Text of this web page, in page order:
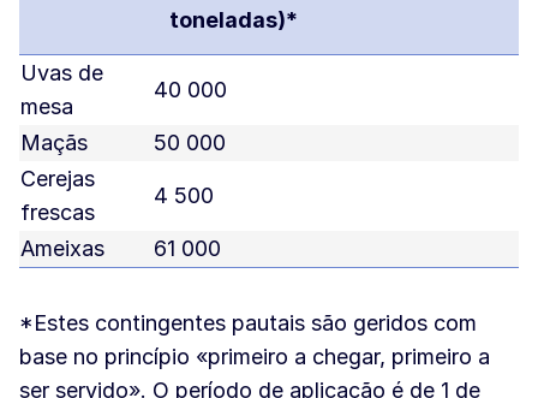
toneladas)*
Uvas de
mesa
40 000
Maçãs
50 000
Cerejas
frescas
4 500
Ameixas 61 000
*Estes contingentes pautais são geridos com
base no princípio «primeiro a chegar, primeiro a
ser servido». O período de aplicação é de 1 de